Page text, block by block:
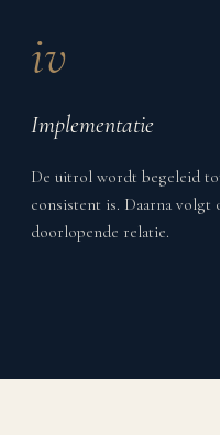
iv
Implementatie
De uitrol wordt begeleid
consistent is. Daarna
doorlopende relatie.